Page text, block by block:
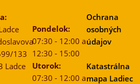
133
Ladce
Pondelok:
07:30 - 12:00 a
12:30 - 15:00
Utorok:
07:30 - 12:00 a
Ochrana
osobných
údajov
Katastrálna
mapa Ladiec